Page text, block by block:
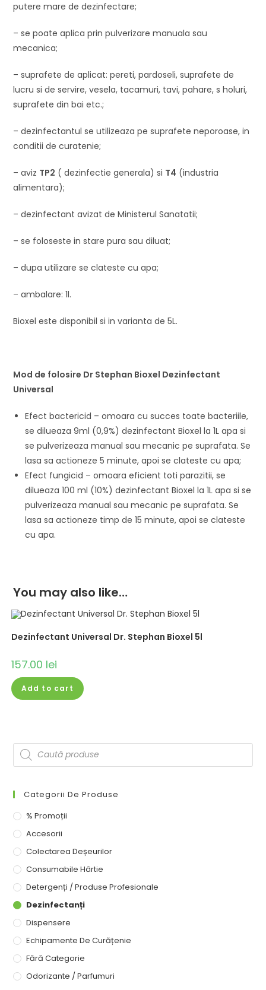
putere mare de dezinfectare;
– se poate aplica prin pulverizare manuala sau
mecanica;
– suprafete de aplicat: pereti, pardoseli, suprafete de
lucru si de servire, vesela, tacamuri, tavi, pahare, s holuri,
suprafete din bai etc.;
– dezinfectantul se utilizeaza pe suprafete neporoase, in
conditii de curatenie;
– aviz TP2 ( dezinfectie generala) si T4 (industria
alimentara);
– dezinfectant avizat de Ministerul Sanatatii;
– se foloseste in stare pura sau diluat;
– dupa utilizare se clateste cu apa;
– ambalare: 1l.
Bioxel este disponibil si in varianta de 5L.
Mod de folosire Dr Stephan Bioxel Dezinfectant
Universal
Efect bactericid – omoara cu succes toate bacteriile,
se dilueaza 9ml (0,9%) dezinfectant Bioxel la 1L apa si
se pulverizeaza manual sau mecanic pe suprafata. Se
lasa sa actioneze 5 minute, apoi se clateste cu apa;
Efect fungicid – omoara eficient toti parazitii, se
dilueaza 100 ml (10%) dezinfectant Bioxel la 1L apa si se
pulverizeaza manual sau mecanic pe suprafata. Se
lasa sa actioneze timp de 15 minute, apoi se clateste
cu apa.
You may also like…
Dezinfectant Universal Dr. Stephan Bioxel 5l
157.00 lei
Add to cart
Categorii De Produse
% Promoții
Accesorii
Colectarea Deșeurilor
Consumabile Hârtie
Detergenți / Produse Profesionale
Dezinfectanți
Dispensere
Echipamente De Curățenie
Fără Categorie
Odorizante / Parfumuri